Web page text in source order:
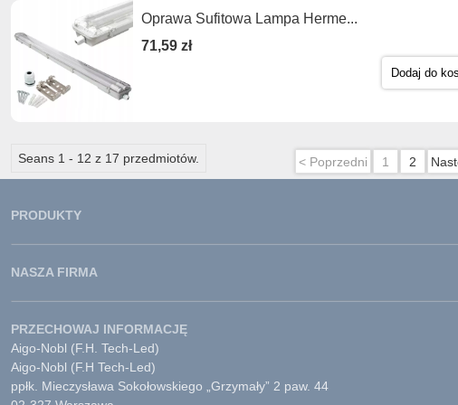
Oprawa Sufitowa Lampa Herme...
71,59 zł
Dodaj do
Seans 1 - 12 z 17 przedmiotów. < Poprzedni 1 2
PRODUKTY
NASZA FIRMA
PRZECHOWAJ INFORMACJĘ
Aigo-Nobl (F.H. Tech-Led)
Aigo-Nobl (F.H Tech-Led)
ppłk. Mieczysława Sokołowskiego „Grzymały” 2 paw. 44